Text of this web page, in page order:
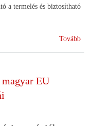
a termelés és biztosítható
Tovább
EU